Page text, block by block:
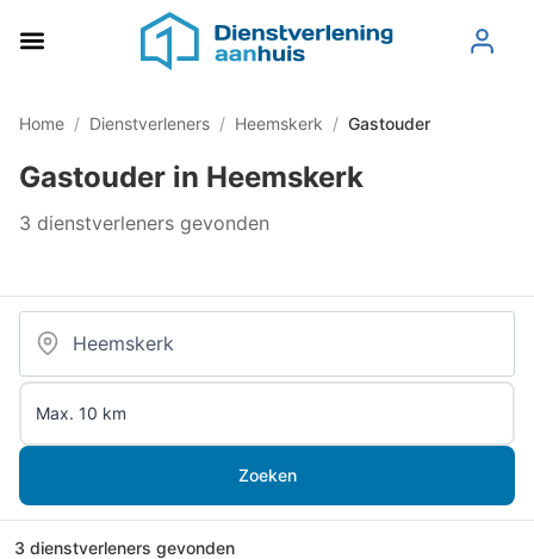
Home / Dienstverleners / Heemskerk / Gastouder
Gastouder in Heemskerk
3 dienstverleners gevonden
Zoeken
3 dienstverleners gevonden